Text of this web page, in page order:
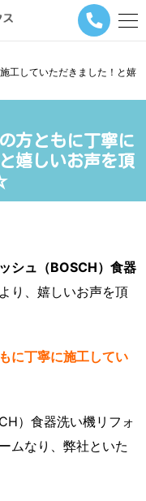
メ
ー
ビ
シ
ョ
ン
タ
工していただきました！と嬉
方ともに丁寧に
嬉しいお声を頂
シュ（BOSCH）食器
り、嬉しいお声を頂
に丁寧に施工してい
）食器洗い機リフォ
ムなり、弊社といた